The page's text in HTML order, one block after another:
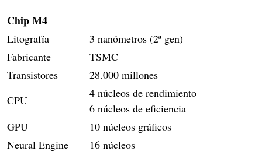
Chip M4
Litografía
3 nanómetros (2ª gen)
Fabricante
TSMC
Transistores
28.000 millones
CPU
4 núcleos de rendimiento
6 núcleos de eficiencia
GPU
10 núcleos gráficos
Neural Engine
16 núcleos